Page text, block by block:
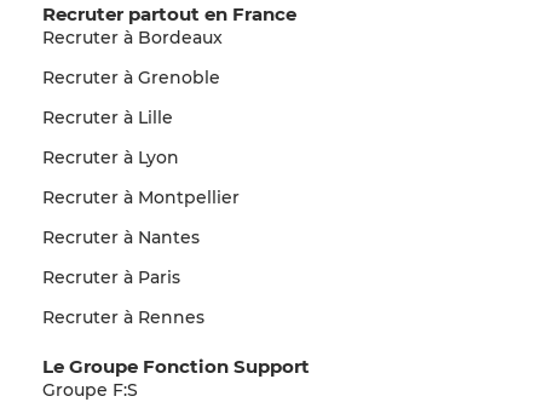
Recruter partout en France
Recruter à Bordeaux
Recruter à Grenoble
Recruter à Lille
Recruter à Lyon
Recruter à Montpellier
Recruter à Nantes
Recruter à Paris
Recruter à Rennes
Le Groupe Fonction Support
Groupe F:S